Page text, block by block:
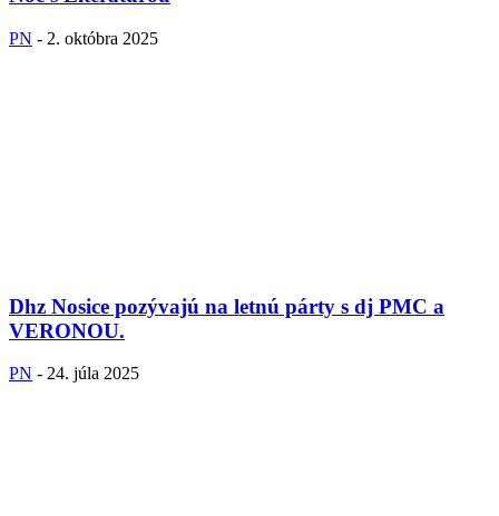
PN - 2. októbra 2025
Dhz Nosice pozývajú na letnú párty s dj PMC a
VERONOU.
PN - 24. júla 2025